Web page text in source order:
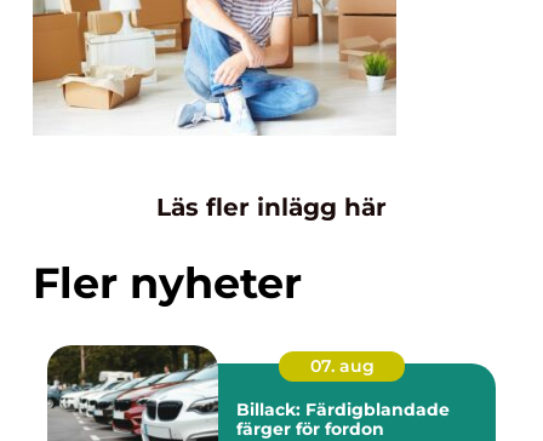
Läs fler inlägg här
Fler nyheter
07. aug
Billack: Färdigblandade
färger för fordon